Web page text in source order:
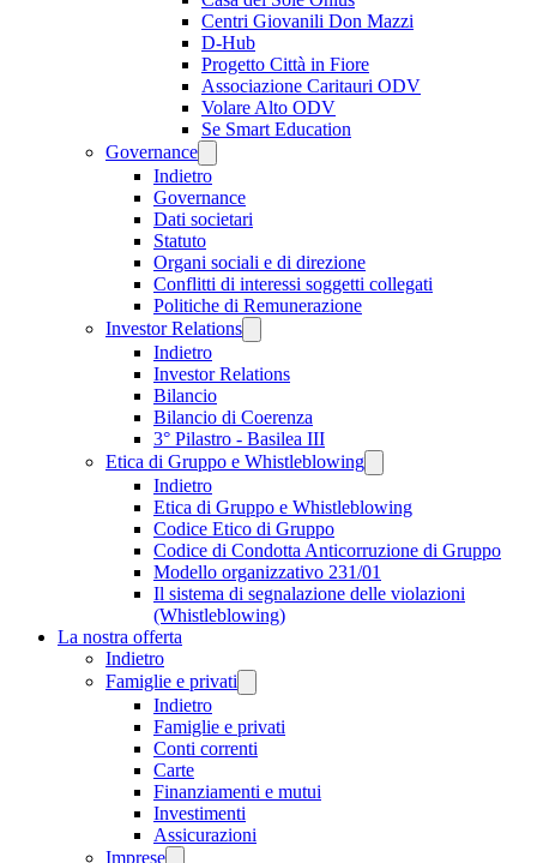
Centri Giovanili Don Mazzi
D-Hub
Progetto Città in Fiore
Associazione Caritauri ODV
Volare Alto ODV
Se Smart Education
Governance
Indietro
Governance
Dati societari
Statuto
Organi sociali e di direzione
Conflitti di interessi soggetti collegati
Politiche di Remunerazione
Investor Relations
Indietro
Investor Relations
Bilancio
Bilancio di Coerenza
3° Pilastro - Basilea III
Etica di Gruppo e Whistleblowing
Indietro
Etica di Gruppo e Whistleblowing
Codice Etico di Gruppo
Codice di Condotta Anticorruzione di Gruppo
Modello organizzativo 231/01
Il sistema di segnalazione delle violazioni
(Whistleblowing)
La nostra offerta
Indietro
Famiglie e privati
Indietro
Famiglie e privati
Conti correnti
Carte
Finanziamenti e mutui
Investimenti
Assicurazioni
Imprese